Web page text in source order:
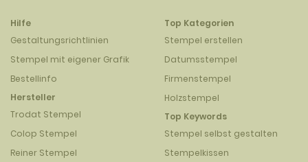
Hilfe
Gestaltungsrichtlinien
Stempel mit eigener Grafik
Bestellinfo
Hersteller
Trodat Stempel
Colop Stempel
Reiner Stempel
Top Kategorien
Stempel erstellen
Datumsstempel
Firmenstempel
Holzstempel
Top Keywords
Stempel selbst gestalten
Stempelkissen